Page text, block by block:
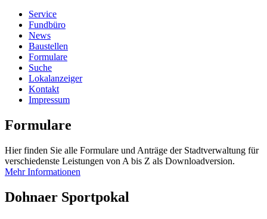
Service
Fundbüro
News
Baustellen
Formulare
Suche
Lokalanzeiger
Kontakt
Impressum
Formulare
Hier finden Sie alle Formulare und Anträge der Stadtverwaltung für
verschiedenste Leistungen von A bis Z als Downloadversion.
Mehr Informationen
Dohnaer Sportpokal